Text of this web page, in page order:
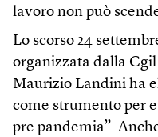
lavoro non può
Lo scorso 24
organizzata dalla
Maurizio Landini ha
come strumento per
pre pandemia”.